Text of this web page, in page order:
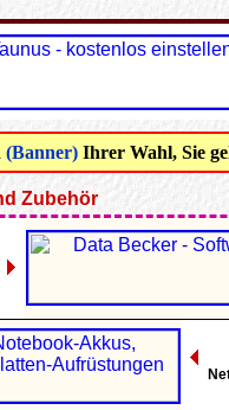
(Banner) Ihrer Wahl, Sie
Zubehör